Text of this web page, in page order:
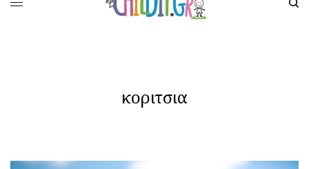
κοριτσια